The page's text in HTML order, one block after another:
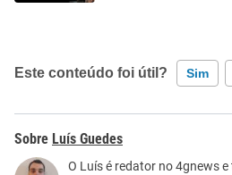
Este conteúdo foi útil? Sim
Este conteúdo contém informação
Este conteúdo não tem a
Luís Guedes
O Luís é redator no 4gnews